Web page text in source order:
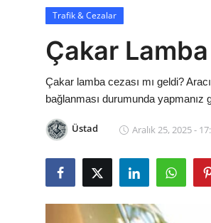
Markalar
Motosiklet
Öneriler
Paketler
Trafik & Cezalar
Çakar
Çakar lamba cezası mı geldi?
bağlanması durumunda
Üstad Aralık 25, 2025 -